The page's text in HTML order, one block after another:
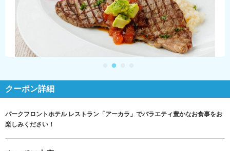
クーポン詳細
パークフロントホテル レストラン「アーカラ」でバラエティ豊かなお食事をお
楽しみください！